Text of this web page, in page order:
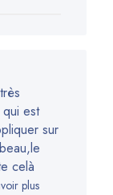
est
sur
celà
plus